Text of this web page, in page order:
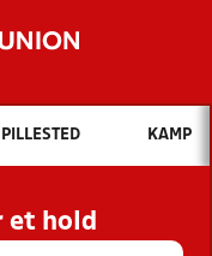
vil du søge efter?
OG NYHEDER
KLUBBER OG
KAMP
et hold